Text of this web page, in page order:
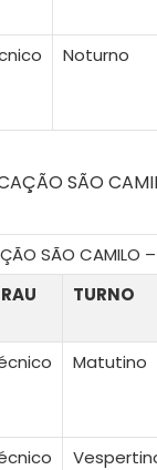
Noturno
SÃO
SÃO
TURNO
Matutino